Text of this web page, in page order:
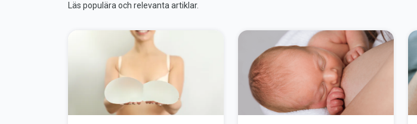
Läs populära och relevanta artiklar.